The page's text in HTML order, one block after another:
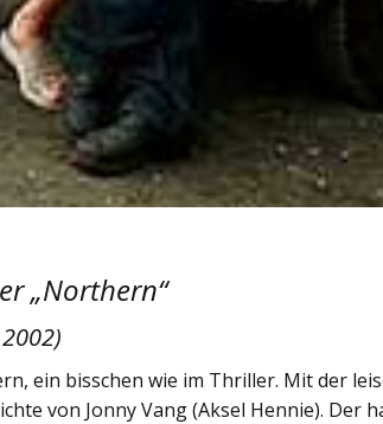
„Northern“
ein bisschen wie im Thriller. Mit der
von Jonny Vang (Aksel Hennie). Der